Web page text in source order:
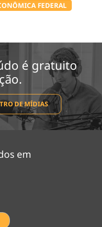
FEDERAL
é gratuito
DE MÍDIAS
em